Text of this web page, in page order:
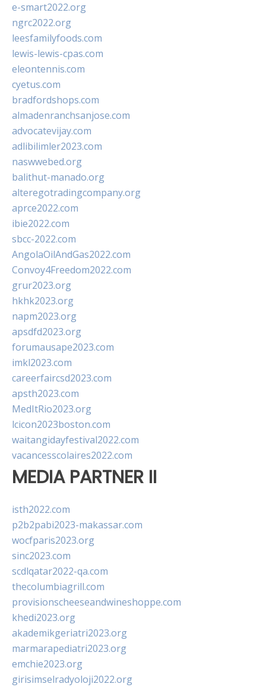
e-smart2022.org
ngrc2022.org
leesfamilyfoods.com
lewis-lewis-cpas.com
eleontennis.com
cyetus.com
bradfordshops.com
almadenranchsanjose.com
advocatevijay.com
adlibilimler2023.com
naswwebed.org
balithut-manado.org
alteregotradingcompany.org
aprce2022.com
ibie2022.com
sbcc-2022.com
AngolaOilAndGas2022.com
Convoy4Freedom2022.com
grur2023.org
hkhk2023.org
napm2023.org
apsdfd2023.org
forumausape2023.com
imkl2023.com
careerfaircsd2023.com
apsth2023.com
MedItRio2023.org
lcicon2023boston.com
waitangidayfestival2022.com
vacancesscolaires2022.com
MEDIA PARTNER II
isth2022.com
p2b2pabi2023-makassar.com
wocfparis2023.org
sinc2023.com
scdlqatar2022-qa.com
thecolumbiagrill.com
provisionscheeseandwineshoppe.com
khedi2023.org
akademikgeriatri2023.org
marmarapediatri2023.org
emchie2023.org
girisimselradyoloji2022.org